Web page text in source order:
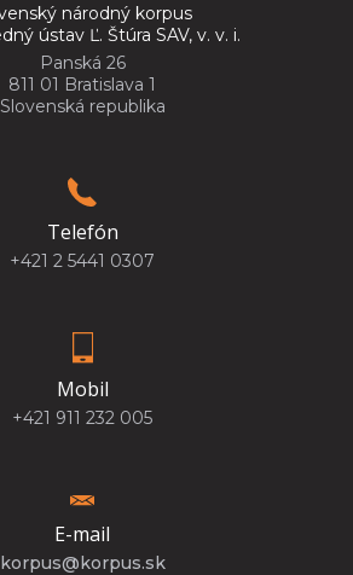
národný korpus
ústav Ľ. Štúra SAV, v. v. i.
Panská 26
811 01 Bratislava 1
Slovenská republika
Telefón
+421 2 5441 0307
Mobil
+421 911 232 005
E-mail
korpus@korpus.sk